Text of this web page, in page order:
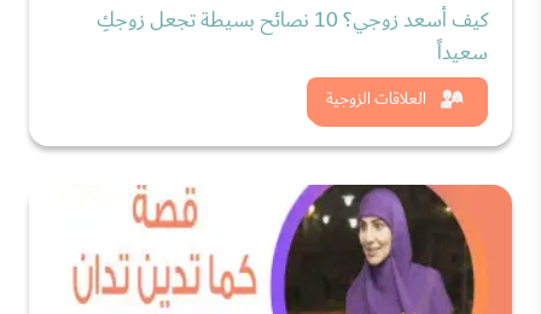
العلاقات الزوجية
كيف أسعد زوجي؟ 10 نصائح بسيطة تجعل زوجكِ
سعيداً
شاهد الان